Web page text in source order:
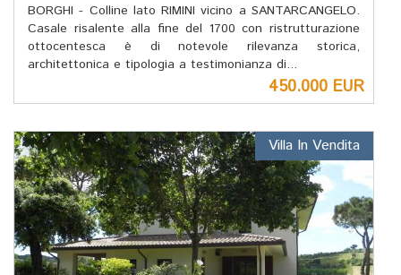
BORGHI - Colline lato RIMINI vicino a SANTARCANGELO.
Casale risalente alla fine del 1700 con ristrutturazione
ottocentesca è di notevole rilevanza storica,
architettonica e tipologia a testimonianza di...
450.000 EUR
Villa In Vendita